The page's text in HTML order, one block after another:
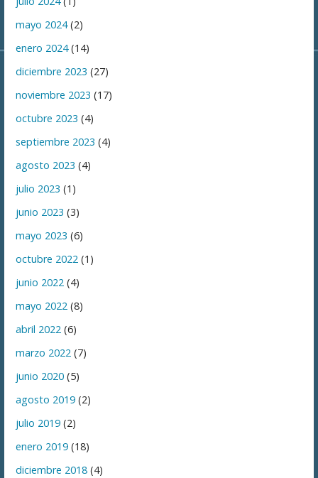
mayo 2024(2)
enero 2024(14)
diciembre 2023 (27)
noviembre 2023 (17)
octubre 2023 (4)
septiembre 2023 (4)
agosto 2023 (4)
julio 2023 (1)
junio 2023 (3)
mayo 2023 (6)
octubre 2022 (1)
junio 2022 (4)
mayo 2022 (8)
abril 2022 (6)
marzo 2022 (7)
junio 2020 (5)
agosto 2019 (2)
julio 2019 (2)
enero 2019 (18)
diciembre 2018 (4)